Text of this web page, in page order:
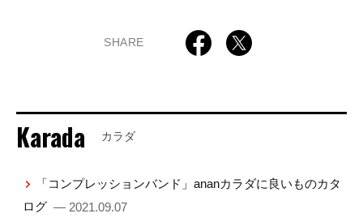
SHARE
Karada カラダ
「コンプレッションバンド」ananカラダに良いものカタ
ログ — 2021.09.07